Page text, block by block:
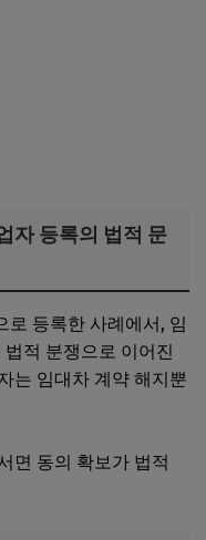
자 등록의 법적 문
로 등록한 사례에서, 임
적 분쟁으로 이어진
는 임대차 계약 해지뿐
면 동의 확보가 법적